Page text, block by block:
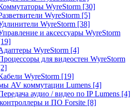
WyreStorm [30]
WyreStorm [5]
WyreStorm [38]
и аксессуары WyreStorm
WyreStorm [4]
для видеостен WyreStorm
WyreStorm [19]
AV коммутации Lumens [4]
аудио / видео по IP Lumens [4]
и ПО Forsite [8]